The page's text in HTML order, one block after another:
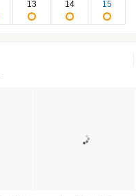
13 14 15